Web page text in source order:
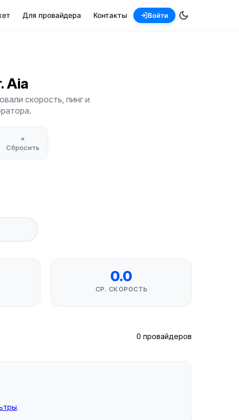
Для провайдера Контакты Войти
Aia
скорость, пинг и
×
Сбросить
0.0
СР. СКОРОСТЬ
0 провайдеров
.